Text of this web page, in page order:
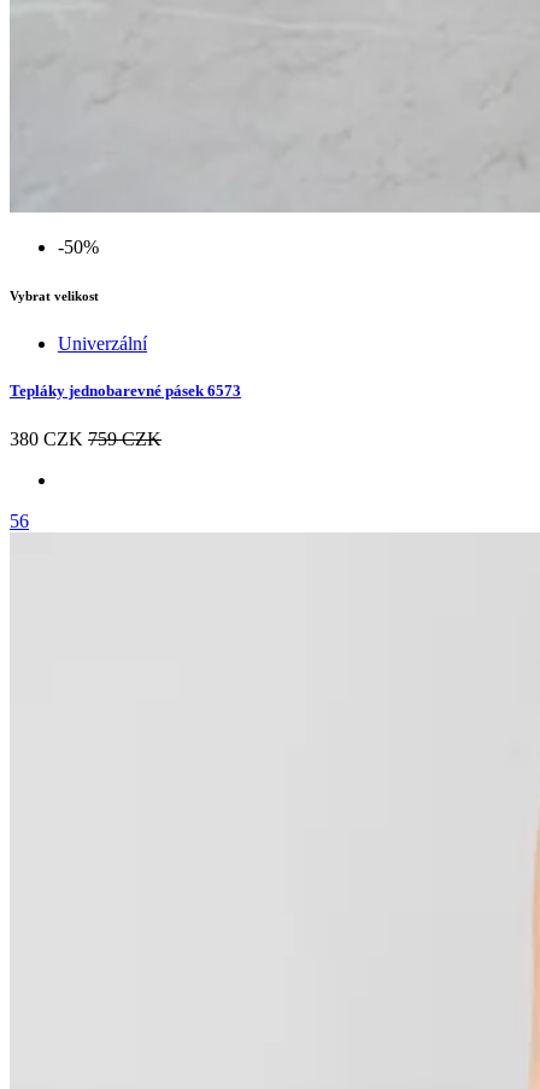
-50%
Vybrat velikost
Univerzální
Tepláky jednobarevné pásek 6573
380 CZK 759 CZK
56